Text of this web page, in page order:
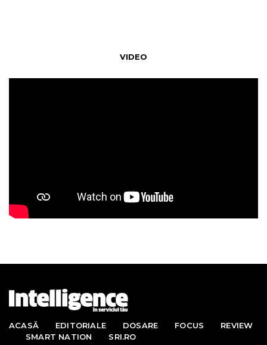
VIDEO
ACASĂ EDITORIALE DOSARE FOCUS
REVIEW
SMART NATION
SRI.RO